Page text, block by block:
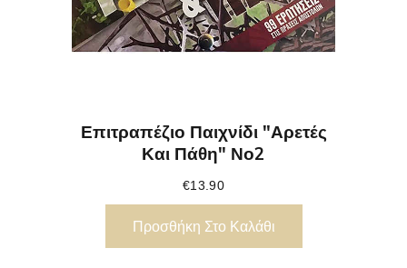
Επιτραπέζιο Παιχνίδι "Αρετές
Και Πάθη" Νο2
€13.90
Προσθήκη Στο Καλάθι